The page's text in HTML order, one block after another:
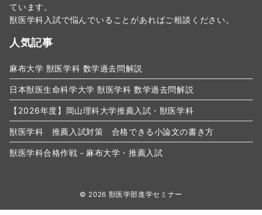
ています。
獣医学科入試で悩んでいることがあればご相談ください。
人気記事
麻布大学 獣医学科 数学過去問解説
日本獣医生命科学大学 獣医学科 数学過去問解説
【2026年度】岡山理科大学推薦入試・獣医学科
獣医学科 推薦入試対策 合格できる小論文の書き方
獣医学科合格作戦－麻布大学・推薦入試
© 2026 獣医学部進学セミナー